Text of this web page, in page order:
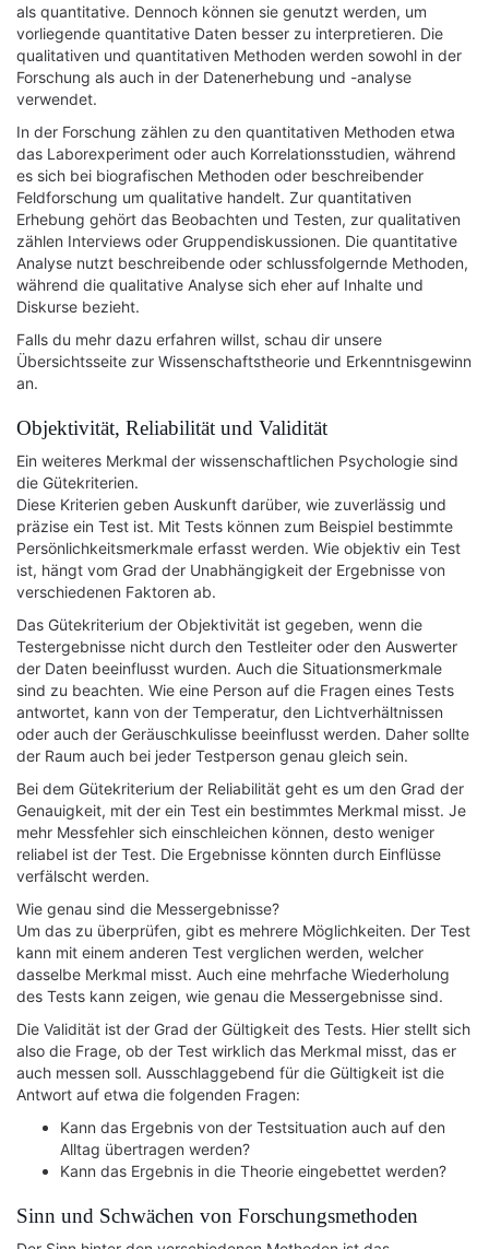
als quantitative. Dennoch können sie genutzt werden, um
vorliegende quantitative Daten besser zu interpretieren. Die
qualitativen und quantitativen Methoden werden sowohl in der
Forschung als auch in der Datenerhebung und -analyse
verwendet.
In der Forschung zählen zu den quantitativen Methoden etwa
das Laborexperiment oder auch Korrelationsstudien, während
es sich bei biografischen Methoden oder beschreibender
Feldforschung um qualitative handelt. Zur quantitativen
Erhebung gehört das Beobachten und Testen, zur qualitativen
zählen Interviews oder Gruppendiskussionen. Die quantitative
Analyse nutzt beschreibende oder schlussfolgernde Methoden,
während die qualitative Analyse sich eher auf Inhalte und
Diskurse bezieht.
Falls du mehr dazu erfahren willst, schau dir unsere
Übersichtsseite zur Wissenschaftstheorie und Erkenntnisgewinn
an.
Objektivität, Reliabilität und Validität
Ein weiteres Merkmal der wissenschaftlichen Psychologie sind
die Gütekriterien.
Diese Kriterien geben Auskunft darüber, wie zuverlässig und
präzise ein Test ist. Mit Tests können zum Beispiel bestimmte
Persönlichkeitsmerkmale erfasst werden. Wie objektiv ein Test
ist, hängt vom Grad der Unabhängigkeit der Ergebnisse von
verschiedenen Faktoren ab.
Das Gütekriterium der Objektivität ist gegeben, wenn die
Testergebnisse nicht durch den Testleiter oder den Auswerter
der Daten beeinflusst wurden. Auch die Situationsmerkmale
sind zu beachten. Wie eine Person auf die Fragen eines Tests
antwortet, kann von der Temperatur, den Lichtverhältnissen
oder auch der Geräuschkulisse beeinflusst werden. Daher sollte
der Raum auch bei jeder Testperson genau gleich sein.
Bei dem Gütekriterium der Reliabilität geht es um den Grad der
Genauigkeit, mit der ein Test ein bestimmtes Merkmal misst. Je
mehr Messfehler sich einschleichen können, desto weniger
reliabel ist der Test. Die Ergebnisse könnten durch Einflüsse
verfälscht werden.
Wie genau sind die Messergebnisse?
Um das zu überprüfen, gibt es mehrere Möglichkeiten. Der Test
kann mit einem anderen Test verglichen werden, welcher
dasselbe Merkmal misst. Auch eine mehrfache Wiederholung
des Tests kann zeigen, wie genau die Messergebnisse sind.
Die Validität ist der Grad der Gültigkeit des Tests. Hier stellt sich
also die Frage, ob der Test wirklich das Merkmal misst, das er
auch messen soll. Ausschlaggebend für die Gültigkeit ist die
Antwort auf etwa die folgenden Fragen:
Kann das Ergebnis von der Testsituation auch auf den
Alltag übertragen werden?
Kann das Ergebnis in die Theorie eingebettet werden?
Sinn und Schwächen von Forschungsmethoden